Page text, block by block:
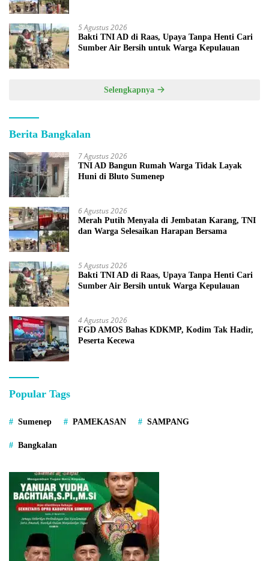
5 Agustus 2026
Bakti TNI AD di Raas, Upaya Tanpa Henti Cari
Sumber Air Bersih untuk Warga Kepulauan
Selengkapnya
Berita Bangkalan
7 Agustus 2026
TNI AD Bangun Rumah Warga Tidak Layak
Huni di Bluto Sumenep
6 Agustus 2026
Merah Putih Menyala di Jembatan Karang, TNI
dan Warga Selesaikan Harapan Bersama
5 Agustus 2026
Bakti TNI AD di Raas, Upaya Tanpa Henti Cari
Sumber Air Bersih untuk Warga Kepulauan
4 Agustus 2026
FGD AMOS Bahas KDKMP, Kodim Tak Hadir,
Peserta Kecewa
Popular Tags
Sumenep PAMEKASAN SAMPANG
Bangkalan